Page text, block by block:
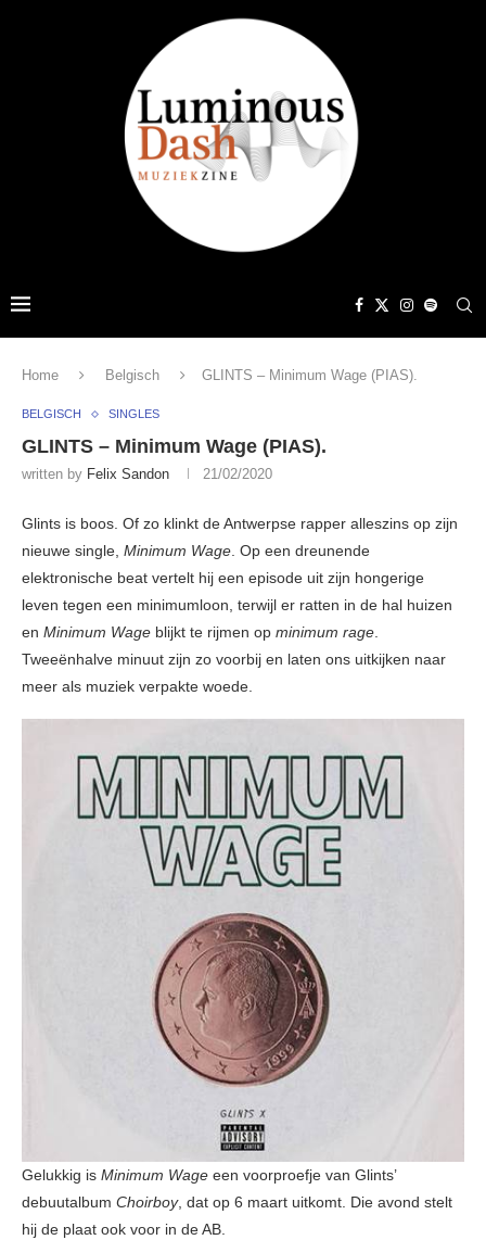
Home Belgisch GLINTS – Minimum Wage (PIAS).
BELGISCH SINGLES
GLINTS – Minimum Wage (PIAS).
written by Felix Sandon 21/02/2020
Glints is boos. Of zo klinkt de Antwerpse rapper alleszins op zijn
nieuwe single, Minimum Wage. Op een dreunende
elektronische beat vertelt hij een episode uit zijn hongerige
leven tegen een minimumloon, terwijl er ratten in de hal huizen
en Minimum Wage blijkt te rijmen op minimum rage.
Tweeënhalve minuut zijn zo voorbij en laten ons uitkijken naar
meer als muziek verpakte woede.
Gelukkig is Minimum Wage een voorproefje van Glints’
debuutalbum Choirboy, dat op 6 maart uitkomt. Die avond stelt
hij de plaat ook voor in de AB.